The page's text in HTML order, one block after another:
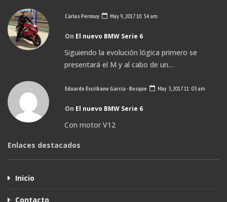
Carlos Permuy May 9, 2017 10: 54 am
On El nuevo BMW Serie 6
Siguiendo la evolución lógica primero se
presentará el M y al cabo de un…
Eduardo Escribano García - Bosque May 3, 2017 11: 03 am
On El nuevo BMW Serie 6
Con motor V12
Enlaces destacados
Inicio
Contacto